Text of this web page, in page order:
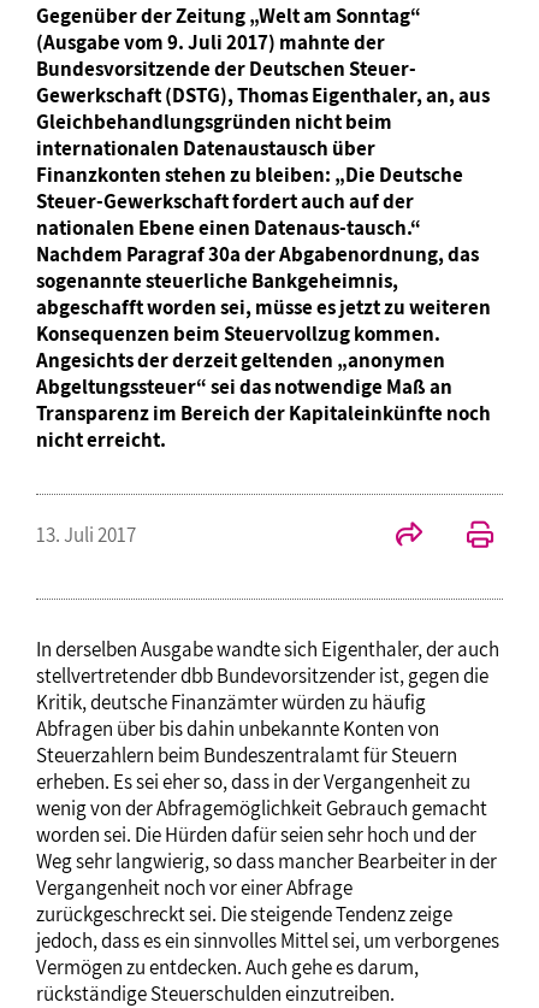
Gegenüber der Zeitung „Welt am Sonntag“
(Ausgabe vom 9. Juli 2017) mahnte der
Bundesvorsitzende der Deutschen Steuer-
Gewerkschaft (DSTG), Thomas Eigenthaler, an, aus
Gleichbehandlungsgründen nicht beim
internationalen Datenaustausch über
Finanzkonten stehen zu bleiben: „Die Deutsche
Steuer-Gewerkschaft fordert auch auf der
nationalen Ebene einen Datenaus-tausch.“
Nachdem Paragraf 30a der Abgabenordnung, das
sogenannte steuerliche Bankgeheimnis,
abgeschafft worden sei, müsse es jetzt zu weiteren
Konsequenzen beim Steuervollzug kommen.
Angesichts der derzeit geltenden „anonymen
Abgeltungssteuer“ sei das notwendige Maß an
Transparenz im Bereich der Kapitaleinkünfte noch
nicht erreicht.
13. Juli 2017
In derselben Ausgabe wandte sich Eigenthaler, der auch
stellvertretender dbb Bundevorsitzender ist, gegen die
Kritik, deutsche Finanzämter würden zu häufig
Abfragen über bis dahin unbekannte Konten von
Steuerzahlern beim Bundeszentralamt für Steuern
erheben. Es sei eher so, dass in der Vergangenheit zu
wenig von der Abfragemöglichkeit Gebrauch gemacht
worden sei. Die Hürden dafür seien sehr hoch und der
Weg sehr langwierig, so dass mancher Bearbeiter in der
Vergangenheit noch vor einer Abfrage
zurückgeschreckt sei. Die steigende Tendenz zeige
jedoch, dass es ein sinnvolles Mittel sei, um verborgenes
Vermögen zu entdecken. Auch gehe es darum,
rückständige Steuerschulden einzutreiben.